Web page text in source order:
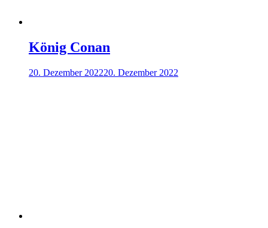
König Conan
20. Dezember 202220. Dezember 2022